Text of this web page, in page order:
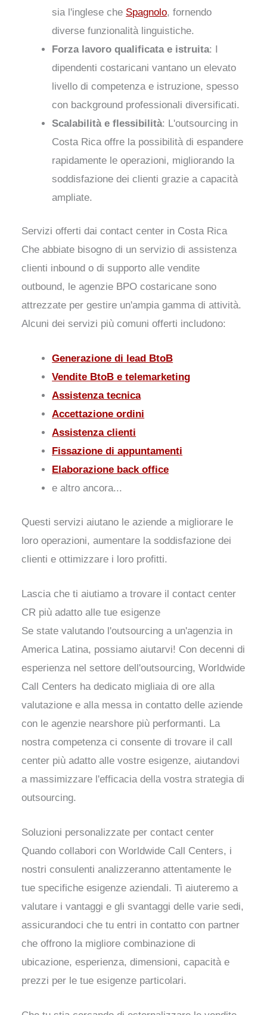
sia l'inglese che Spagnolo, fornendo
diverse funzionalità linguistiche.
Forza lavoro qualificata e istruita: I
dipendenti costaricani vantano un elevato
livello di competenza e istruzione, spesso
con background professionali diversificati.
Scalabilità e flessibilità: L'outsourcing in
Costa Rica offre la possibilità di espandere
rapidamente le operazioni, migliorando la
soddisfazione dei clienti grazie a capacità
ampliate.
Servizi offerti dai contact center in Costa Rica
Che abbiate bisogno di un servizio di assistenza
clienti inbound o di supporto alle vendite
outbound, le agenzie BPO costaricane sono
attrezzate per gestire un'ampia gamma di attività.
Alcuni dei servizi più comuni offerti includono:
Generazione di lead BtoB
Vendite BtoB e telemarketing
Assistenza tecnica
Accettazione ordini
Assistenza clienti
Fissazione di appuntamenti
Elaborazione back office
e altro ancora...
Questi servizi aiutano le aziende a migliorare le
loro operazioni, aumentare la soddisfazione dei
clienti e ottimizzare i loro profitti.
Lascia che ti aiutiamo a trovare il contact center
CR più adatto alle tue esigenze
Se state valutando l'outsourcing a un'agenzia in
America Latina, possiamo aiutarvi! Con decenni di
esperienza nel settore dell'outsourcing, Worldwide
Call Centers ha dedicato migliaia di ore alla
valutazione e alla messa in contatto delle aziende
con le agenzie nearshore più performanti. La
nostra competenza ci consente di trovare il call
center più adatto alle vostre esigenze, aiutandovi
a massimizzare l'efficacia della vostra strategia di
outsourcing.
Soluzioni personalizzate per contact center
Quando collabori con Worldwide Call Centers, i
nostri consulenti analizzeranno attentamente le
tue specifiche esigenze aziendali. Ti aiuteremo a
valutare i vantaggi e gli svantaggi delle varie sedi,
assicurandoci che tu entri in contatto con partner
che offrono la migliore combinazione di
ubicazione, esperienza, dimensioni, capacità e
prezzi per le tue esigenze particolari.